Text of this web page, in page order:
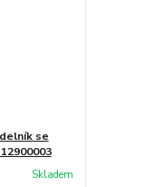
se
Skladem